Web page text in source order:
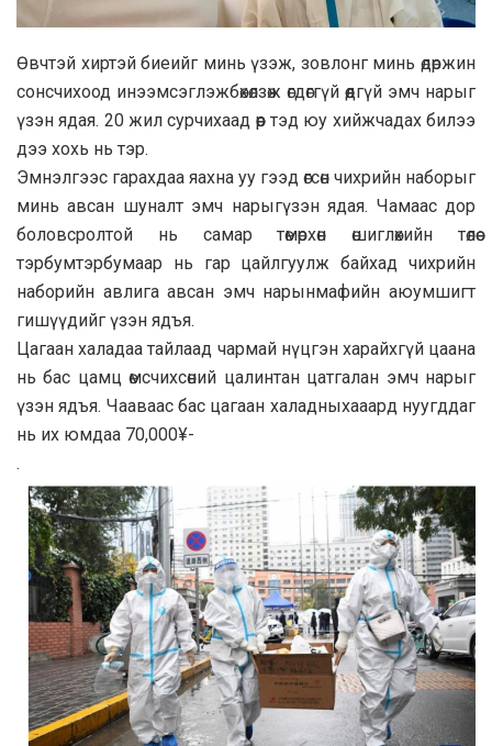
Өвчтэй хиртэй биеийг минь үзэж, зовлонг минь өдөржин
сонсчихоод инээмсэглэжбөхөлзөж өгдөггүй өөдгүй эмч нарыг
үзэн ядая. 20 жил сурчихаад өөр тэд юу хийжчадах билээ
дээ хохь нь тэр.
Эмнэлгээс гарахдаа яахна уу гээд өгсөн чихрийн наборыг
минь авсан шуналт эмч нарыгүзэн ядая. Чамаас дор
боловсролтой нь самар төмөрхөн өшиглөхийн төлөө
тэрбумтэрбумаар нь гар цайлгуулж байхад чихрийн
наборийн авлига авсан эмч нарынмафийн аюумшигт
гишүүдийг үзэн ядъя.
Цагаан халадаа тайлаад чармай нүцгэн харайхгүй цаана
нь бас цамц өмсчихсөний цалинтан цатгалан эмч нарыг
үзэн ядъя. Чааваас бас цагаан халадныхааард нуугддаг
нь их юмдаа 70,000¥-
.